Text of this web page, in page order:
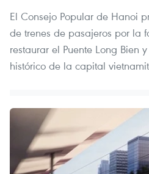
El Consejo Popular de Hanoi
de trenes de pasajeros por la
restaurar el Puente Long Bien
histórico de la capital